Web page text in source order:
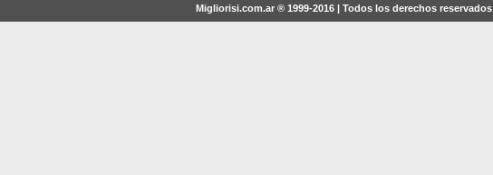
Migliorisi.com.ar ® 1999-2016 | Todos los derechos reservados